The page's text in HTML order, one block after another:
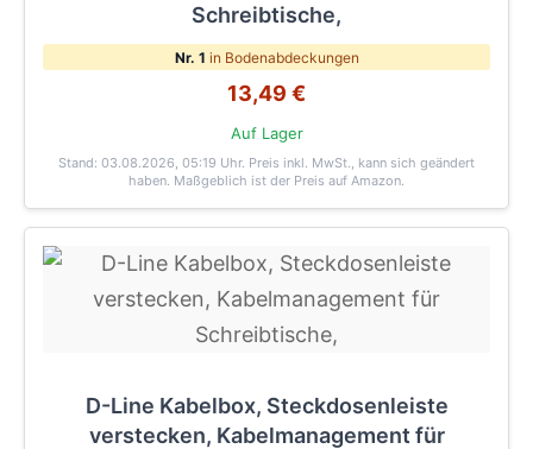
Schreibtische,
Nr. 1 in Bodenabdeckungen
13,49 €
Auf Lager
Stand: 03.08.2026, 05:19 Uhr. Preis inkl. MwSt., kann sich geändert
haben. Maßgeblich ist der Preis auf Amazon.
D-Line Kabelbox, Steckdosenleiste
verstecken, Kabelmanagement für